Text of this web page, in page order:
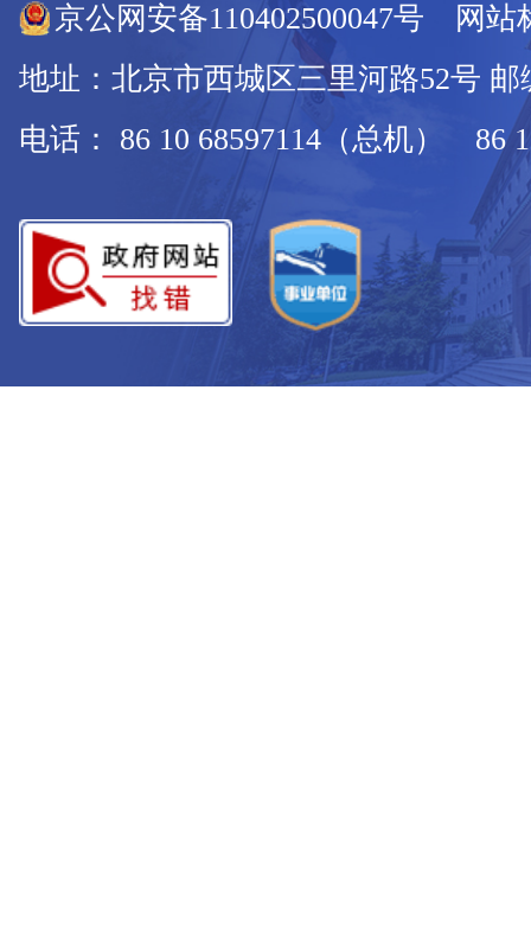
京公网安备110402500047号 网站
地址：北京市西城区三里河路52号 邮
电话： 86 10 68597114（总机） 86